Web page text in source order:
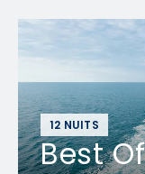
12 NUITS
Best